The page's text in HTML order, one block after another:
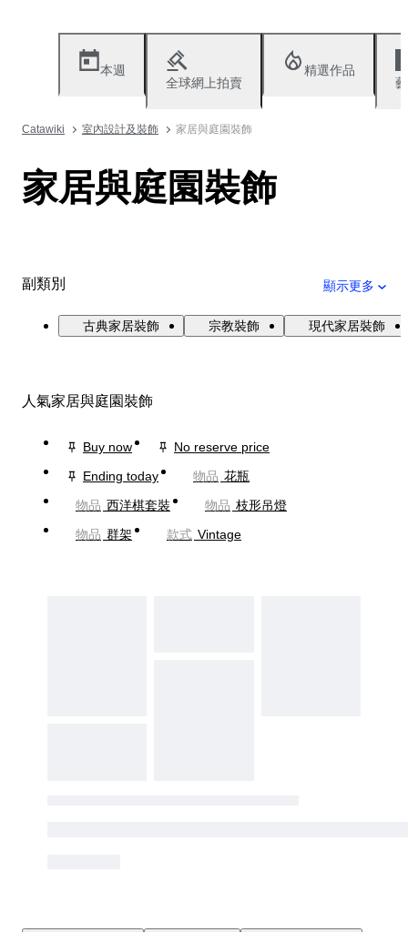
本週
全球網上拍賣
精選作品
Catawiki 室內設計及裝飾 家居與庭園裝飾
家居與庭園裝飾
副類別 顯示更多
古典家居裝飾 宗教裝飾 現代家居裝飾
人氣家居與庭園裝飾
Buy now
No reserve price
Ending today
物品 花瓶
物品 西洋棋套裝 物品 枝形吊燈
物品 群架 款式 Vintage